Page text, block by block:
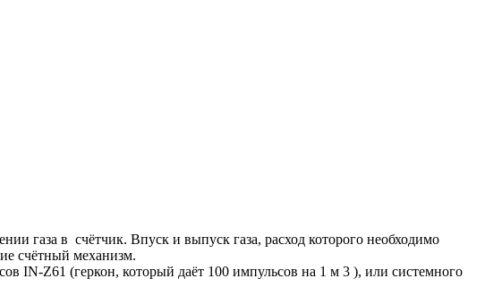
газа в счётчик. Впуск и выпуск газа, расход которого необходимо
счётный механизм.
IN-Z61 (геркон, который даёт 100 импульсов на 1 м 3 ), или системного